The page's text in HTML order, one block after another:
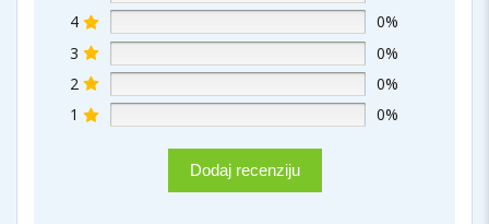
4
0%
3
0%
2
0%
1
0%
Dodaj recenziju